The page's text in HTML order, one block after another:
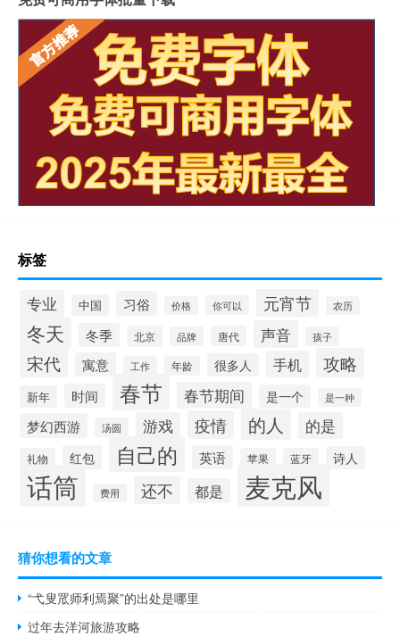
标签
专业 中国 习俗 价格 你可以 元宵节 农历
冬天 冬季 北京 品牌 唐代 声音 孩子
宋代 寓意 工作 年龄 很多人 手机 攻略
新年 时间 春节 春节期间 是一个 是一种
梦幻西游 汤圆 游戏 疫情 的人 的是
礼物 红包 自己的 英语 苹果 蓝牙 诗人
话筒 费用 还不 都是 麦克风
猜你想看的文章
“弋叟罛师利焉聚”的出处是哪里
过年去洋河旅游攻略